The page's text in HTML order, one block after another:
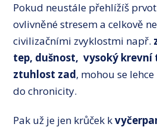
Pokud neustále přehlížíš
ovlivněné stresem a celkově
civilizačními zvyklostmi např.
tep, dušnost, vysoký krevní
ztuhlost zad, mohou se
do chronicity.
Pak už je jen krůček k